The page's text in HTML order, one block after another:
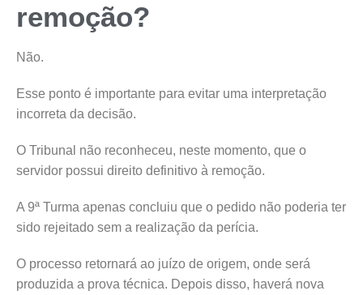
remoção?
Não.
Esse ponto é importante para evitar uma interpretação
incorreta da decisão.
O Tribunal não reconheceu, neste momento, que o
servidor possui direito definitivo à remoção.
A 9ª Turma apenas concluiu que o pedido não poderia ter
sido rejeitado sem a realização da perícia.
O processo retornará ao juízo de origem, onde será
produzida a prova técnica. Depois disso, haverá nova